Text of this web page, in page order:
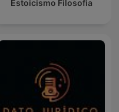
Estoicismo Filosofia